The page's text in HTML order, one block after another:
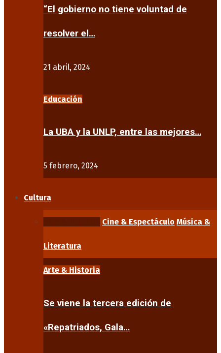
“El gobierno no tiene voluntad de
resolver el…
21 abril, 2024
Educación
La UBA y la UNLP, entre las mejores…
5 febrero, 2024
Cultura
Cine & Espectáculo Música &
Literatura
Arte & Historia
Se viene la tercera edición de
«Repatriados, Gala…